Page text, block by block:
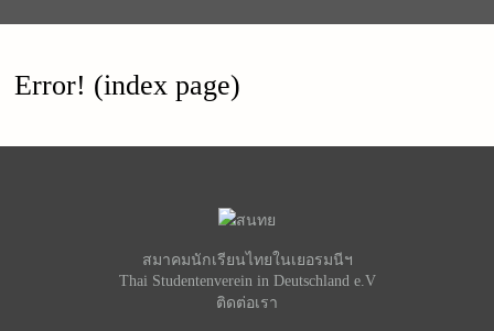
Error! (index page)
สมาคมนักเรียนไทยในเยอรมนีฯ
Thai Studentenverein in Deutschland e.V
ติดต่อเรา